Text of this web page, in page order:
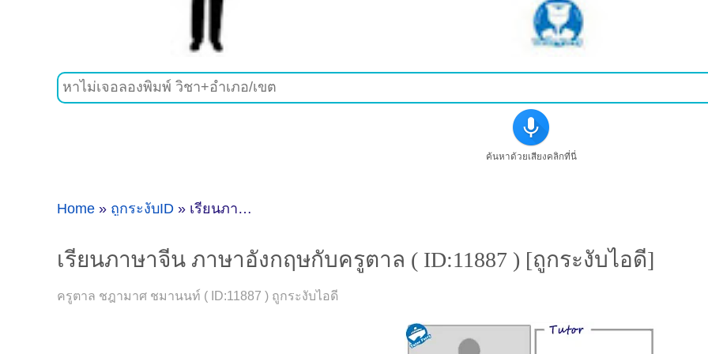
ค้นหาด้วยเสียงคลิกที่นี่
Home » ถูกระงับID » เรียนภาษาจีน ภาษาอังกฤษกับครูตาล ( ID:11887 ) [ถูกระงับไอดี]
เรียนภาษาจีน ภาษาอังกฤษกับครูตาล ( ID:11887 ) [ถูกระงับไอดี]
ครูตาล ชฎามาศ ชมานนท์ ( ID:11887 ) ถูกระงับไอดี